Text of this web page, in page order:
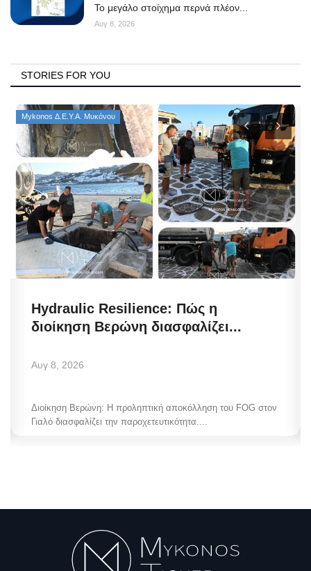
Το μεγάλο στοίχημα περνά πλέον...
Αυγ 8, 2026
STORIES FOR YOU
Mykonos Δ.Ε.Υ.Α. Μυκόνου
Hydraulic Resilience: Πώς η
διοίκηση Βερώνη διασφαλίζει...
Αυγ 8, 2026
Διοίκηση Βερώνη: Η προληπτική αποκόλληση του FOG στον
Γιαλό διασφαλίζει την παροχετευτικότητα....